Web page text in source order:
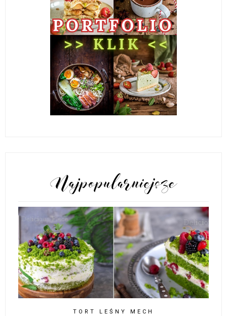
POPULARNE POSTY
TORT LEŚNY MECH